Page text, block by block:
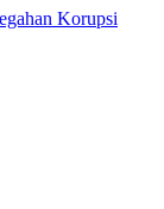
Korupsi